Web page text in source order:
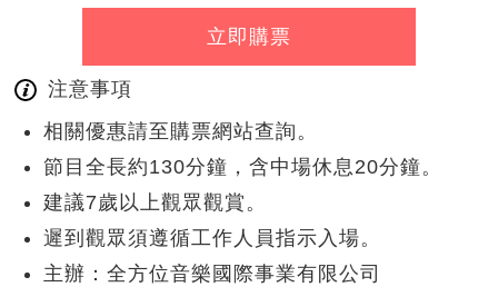
立即購票
注意事項
相關優惠請至購票網站查詢。
節目全長約130分鐘，含中場休息20分鐘。
建議7歲以上觀眾觀賞。
遲到觀眾須遵循工作人員指示入場。
主辦：全方位音樂國際事業有限公司